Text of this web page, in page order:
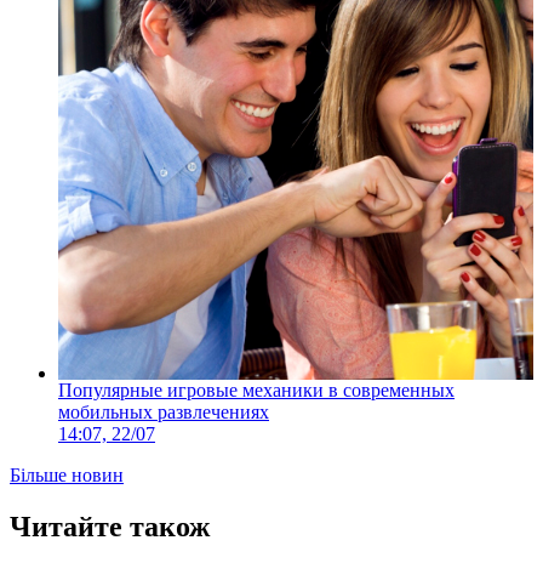
Популярные игровые механики в современных
мобильных развлечениях
14:07, 22/07
Більше новин
Читайте також